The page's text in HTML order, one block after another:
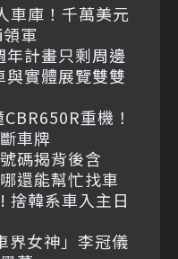
車庫！千萬美元
軍
年計畫只剩周邊
實體展覽雙雙
重機！
車牌
碼揭背後含
還能幫忙找車
捨韓系車入主日
界女神」李冠儀